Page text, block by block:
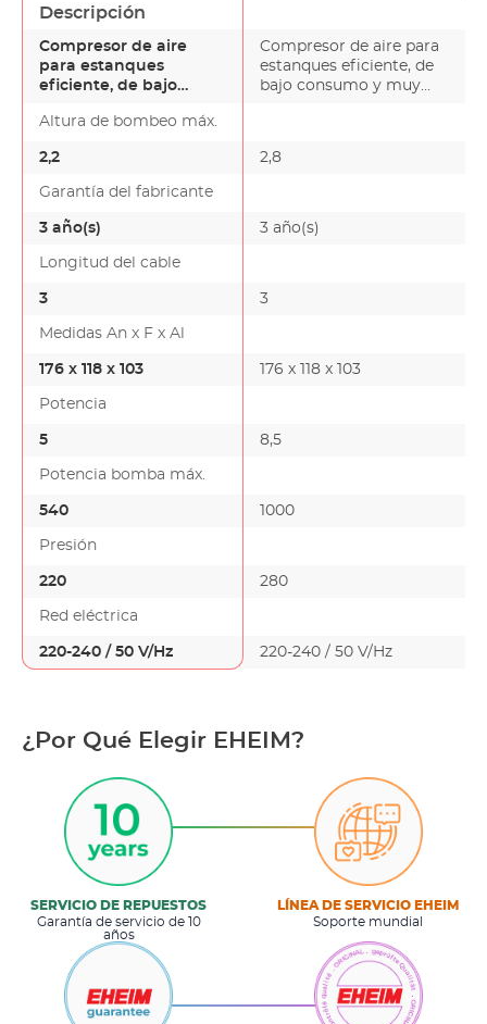
Descripción
Compresor de aire
para estanques
eficiente, de bajo
resistente Para qu…
Compresor de aire para
estanques eficiente, de
bajo consumo y muy
Altura de bombeo máx.
2,2 2,8
Garantía del fabricante
3 año(s) 3 año(s)
Longitud del cable
3 3
Medidas An x F x Al
176 x 118 x 103 176 x 118 x 103
Potencia
5 8,5
Potencia bomba máx.
540 1000
Presión
220 280
Red eléctrica
220-240 / 50 V/Hz 220-240 / 50 V/Hz
¿Por Qué Elegir EHEIM?
SERVICIO DE REPUESTOS
Garantía de servicio de 10
años
LÍNEA DE SERVICIO EHEIM
Soporte mundial